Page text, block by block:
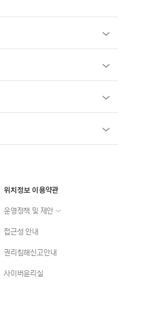
위치정보 이용약관
운영정책 및 제안
접근성 안내
권리침해신고안내
사이버윤리실